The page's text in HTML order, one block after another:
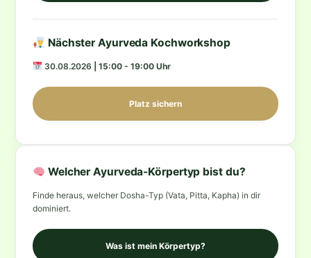
Nächster Ayurveda Kochworkshop
30.08.2026 | 15:00 - 19:00 Uhr
Platz sichern
Welcher Ayurveda-Körpertyp bist du?
Finde heraus, welcher Dosha-Typ (Vata, Pitta, Kapha) in dir
dominiert.
Was ist mein Körpertyp?